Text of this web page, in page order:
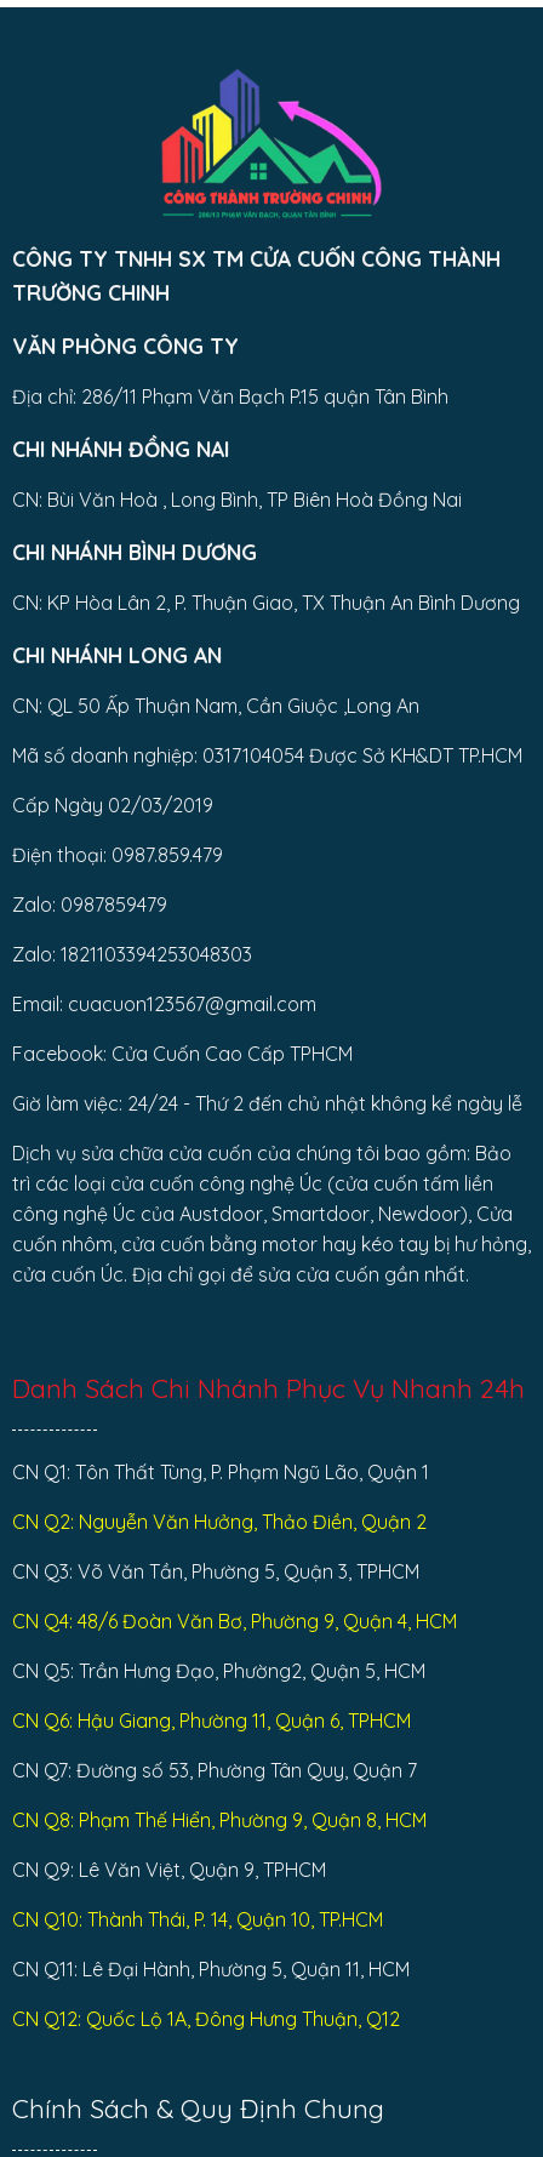
CÔNG TY TNHH SX TM CỬA CUỐN CÔNG THÀNH
TRƯỜNG CHINH
VĂN PHÒNG CÔNG TY
Địa chỉ: 286/11 Phạm Văn Bạch P.15 quận Tân Bình
CHI NHÁNH ĐỒNG NAI
CN: Bùi Văn Hoà , Long Bình, TP Biên Hoà Đồng Nai
CHI NHÁNH BÌNH DƯƠNG
CN: KP Hòa Lân 2, P. Thuận Giao, TX Thuận An Bình Dương
CHI NHÁNH LONG AN
CN: QL 50 Ấp Thuận Nam, Cần Giuộc ,Long An
Mã số doanh nghiệp: 0317104054 Được Sở KH&DT TP.HCM
Cấp Ngày 02/03/2019
Điện thoại: 0987.859.479
Zalo: 0987859479
Zalo: 1821103394253048303
Email: cuacuon123567@gmail.com
Facebook: Cửa Cuốn Cao Cấp TPHCM
Giờ làm việc: 24/24 - Thứ 2 đến chủ nhật không kể ngày lễ
Dịch vụ sửa chữa cửa cuốn của chúng tôi bao gồm: Bảo
trì các loại cửa cuốn công nghệ Úc (cửa cuốn tấm liền
công nghệ Úc của Austdoor, Smartdoor, Newdoor), Cửa
cuốn nhôm, cửa cuốn bằng motor hay kéo tay bị hư hỏng,
cửa cuốn Úc. Địa chỉ gọi để sửa cửa cuốn gần nhất.
Danh Sách Chi Nhánh Phục Vụ Nhanh 24h
CN Q1: Tôn Thất Tùng, P. Phạm Ngũ Lão, Quận 1
CN Q2: Nguyễn Văn Hưởng, Thảo Điền, Quận 2
CN Q3: Võ Văn Tần, Phường 5, Quận 3, TPHCM
CN Q4: 48/6 Đoàn Văn Bơ, Phường 9, Quận 4, HCM
CN Q5: Trần Hưng Đạo, Phường2, Quận 5, HCM
CN Q6: Hậu Giang, Phường 11, Quận 6, TPHCM
CN Q7: Đường số 53, Phường Tân Quy, Quận 7
CN Q8: Phạm Thế Hiển, Phường 9, Quận 8, HCM
CN Q9: Lê Văn Việt, Quận 9, TPHCM
CN Q10: Thành Thái, P. 14, Quận 10, TP.HCM
CN Q11: Lê Đại Hành, Phường 5, Quận 11, HCM
CN Q12: Quốc Lộ 1A, Đông Hưng Thuận, Q12
Chính Sách & Quy Định Chung